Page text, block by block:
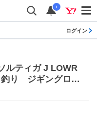
i
ログイン
ルティガ J LOWR
釣り ジギングロッ